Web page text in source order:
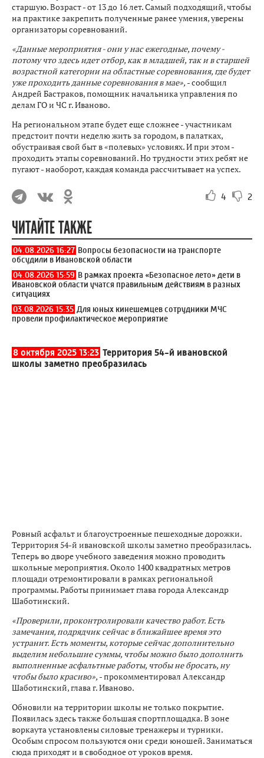
старшую. Возраст - от 13 до 16 лет. Самый подходящий, чтобы
на практике закрепить полученные ранее умения, уверены
организаторы соревнований.
«Данные мероприятия - они у нас ежегодные, почему -
потому что здесь идет отбор, как в младшей, так и в старшей
возрастной категории на областные соревнования, где будет
уже проходить данные соревнования в мае», - сообщил
Андрей Бастраков, помощник начальника управления по
делам ГО и ЧС г. Иваново.
На региональном этапе будет еще сложнее - участникам
предстоит почти неделю жить за городом, в палатках,
обустраивая свой быт в «полевых» условиях. И при этом -
проходить этапы соревнований. Но трудности этих ребят не
пугают - наоборот, каждая команда рассчитывает на успех.
4 2
ЧИТАЙТЕ ТАКЖЕ
04.08.2026 16:27 Вопросы безопасности на транспорте
обсудили в Ивановской области
04.08.2026 15:59 В рамках проекта «Безопасное лето» дети в
Ивановской области учатся правильным действиям в разных
ситуациях
03.08.2026 15:35 Для юных кинешемцев сотрудники МЧС
провели профилактическое мероприятие
8 октября 2025 13:23 Территория 54-й ивановской
школы заметно преобразилась
Ровный асфальт и благоустроенные пешеходные дорожки.
Территория 54-й ивановской школы заметно преобразилась.
Теперь во дворе учебного заведения можно проводить
школьные мероприятия. Около 1400 квадратных метров
площади отремонтировали в рамках региональной
программы. Работы принимает глава города Александр
Шаботинский.
«Проверили, проконтролировали качество работ. Есть
замечания, подрядчик сейчас в ближайшее время это
устранит. Есть моменты, которые сейчас дополнительно
выделим небольшие суммы, чтобы можно было дополнить
выполненные асфальтные работы, чтобы не бросать, ну
чтобы было красиво», - прокомментировал Александр
Шаботинский, глава г. Иваново.
Обновили на территории школы не только покрытие.
Появилась здесь также большая спортплощадка. В зоне
воркаута установлены силовые тренажеры и турники.
Особым спросом пользуются они среди юношей. Заниматься
сюда приходят и в свободное от уроков время.